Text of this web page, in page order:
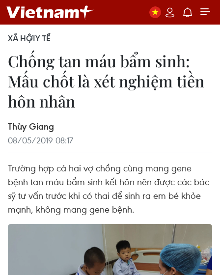
XÃ HỘIY TẾ
Chống tan máu bẩm sinh:
Mấu chốt là xét nghiệm tiền
hôn nhân
Thùy Giang
08/05/2019 08:17
Trường hợp cả hai vợ chồng cùng mang gene
bệnh tan máu bẩm sinh kết hôn nên được các bác
sỹ tư vấn trước khi có thai để sinh ra em bé khỏe
mạnh, không mang gene bệnh.